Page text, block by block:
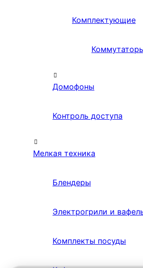
Комплектующие
Домофоны
Контроль доступа
Мелкая техника
Блендеры
Электрогрили и
Комплекты посуды